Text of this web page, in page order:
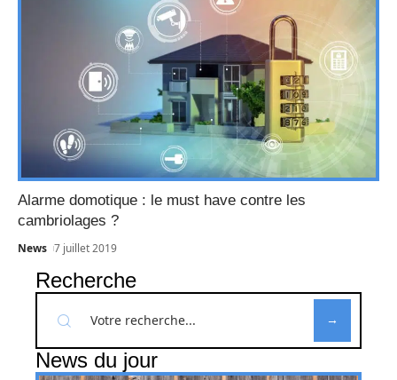
Alarme domotique : le must have contre les
cambriolages ?
News 7 juillet 2019
Recherche
News du jour